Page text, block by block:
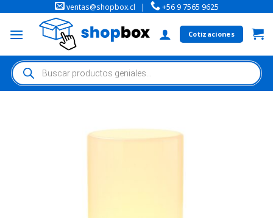
ventas@shopbox.cl | +56 9 7565 9625
Cotizaciones